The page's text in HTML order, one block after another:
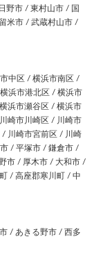
野市 / 東村山市 / 国
米市 / 武蔵村山市 /
中区 / 横浜市南区 /
浜市港北区 / 横浜市
浜市瀬谷区 / 横浜市
崎市川崎区 / 川崎市
川崎市宮前区 / 川崎
/ 平塚市 / 鎌倉市 /
市 / 厚木市 / 大和市 /
/ 高座郡寒川町 / 中
/ あきる野市 / 西多